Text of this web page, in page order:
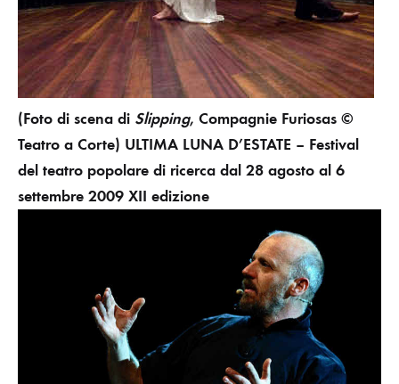
(Foto di scena di Slipping, Compagnie Furiosas ©
Teatro a Corte) ULTIMA LUNA D’ESTATE – Festival
del teatro popolare di ricerca dal 28 agosto al 6
settembre 2009 XII edizione